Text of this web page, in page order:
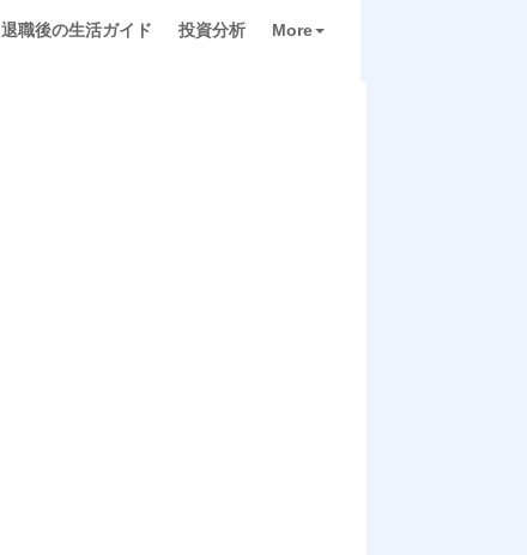
退職後の生活ガイド 投資分析 More